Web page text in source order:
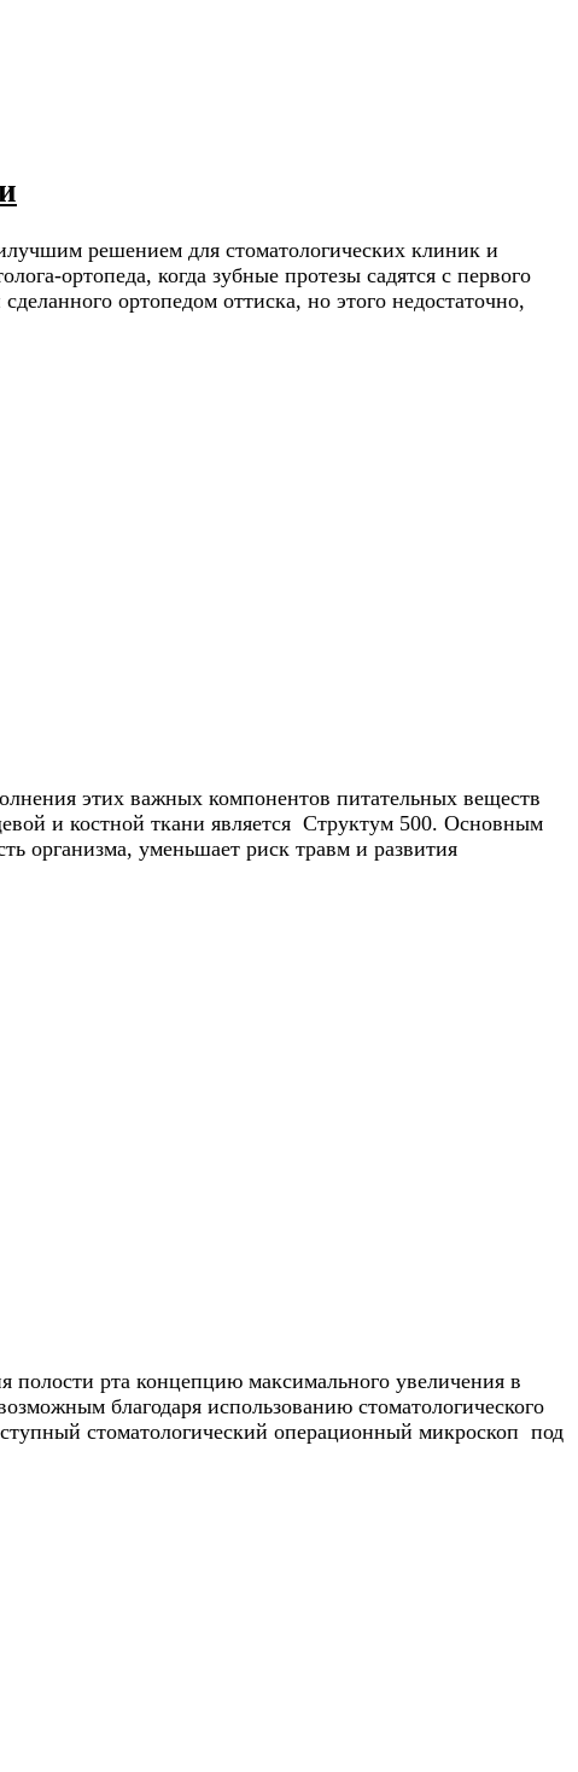
решением для стоматологических клиник и
ортопеда, когда зубные протезы садятся с первого
ортопедом оттиска, но этого недостаточно,
этих важных компонентов питательных веществ
и костной ткани является Структум 500. Основным
организма, уменьшает риск травм и развития
полости рта концепцию максимального увеличения в
благодаря использованию стоматологического
стоматологический операционный микроскоп под